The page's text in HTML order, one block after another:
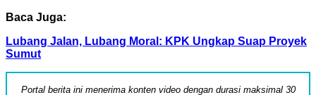
Baca Juga:
Lubang Jalan, Lubang Moral: KPK Ungkap Suap Proyek
Sumut
Portal berita ini menerima konten video dengan durasi maksimal 30